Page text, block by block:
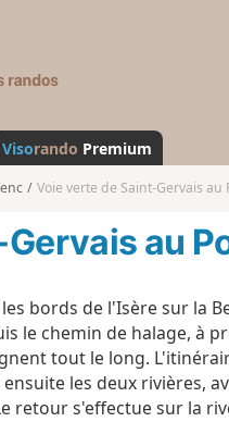
s
a
n
d
Visorando Premium
Voie verte de Saint-Gervais
au
bords de l'Isère sur la
le chemin de halage, à
tout le long.
les deux rivières,
retour s'effectue sur la